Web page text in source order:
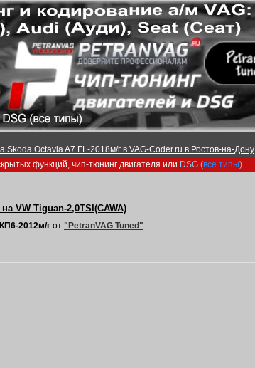
Octavia A7 FL-2018м/г в VAG-Coder.ru в Ростов-на-Дону
функций, чип-тюнинг двигателя или DSG (все типы).
VW Tiguan-2,0TSI(CAWA)
2012м/г от "PetranVAG Tuned".